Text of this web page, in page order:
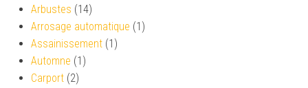
Arbustes (14)
Arrosage automatique (1)
Assainissement (1)
Automne (1)
Carport (2)